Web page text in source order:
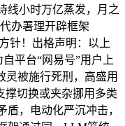
线小时万亿蒸发，月之
办署理开辟框架
针！出格声明：以上
平台“网易号”用户上
灵被施行死刑，高盛用
撑切换或夹杂挪用多类
，电动化严沉冲击，